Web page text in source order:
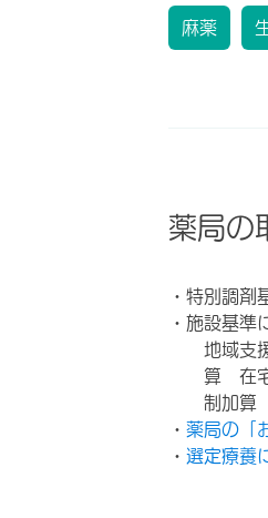
麻薬
薬局の
・特別調剤
・施設基準
地域支
算 在
制加算
・ 薬局の「
・ 選定療養